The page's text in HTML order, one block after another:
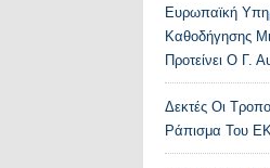
Ευρωπαϊκή
Καθοδήγησης
Προτείνει Ο Γ.
Δεκτές Οι
Ράπισμα Του